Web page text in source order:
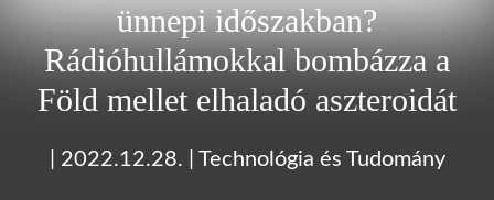
ünnepi időszakban?
Rádióhullámokkal bombázza a
Föld mellet elhaladó aszteroidát
2022.12.28. Technológia és Tudomány